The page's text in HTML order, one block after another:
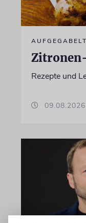
AUFGEGABELT
Rezepte und
09.08.2026